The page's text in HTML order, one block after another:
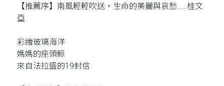
【推薦序】南風輕輕吹送，生命的美麗與哀愁……桂文
亞
彩繪玻璃海洋
媽媽的座頭鯨
來自法拉盛的19封信